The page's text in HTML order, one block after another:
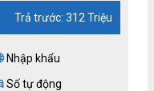
Trả trước: 312 Triệu
Nhập khẩu
Số tự động